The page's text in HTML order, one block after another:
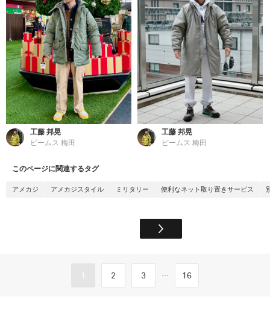
工藤 邦晃
ビームス 梅田
工藤 邦晃
ビームス 梅田
このページに関連するタグ
アメカジ アメカジスタイル ミリタリー 便利なネット取り置きサービス
1 2 3 ... 16